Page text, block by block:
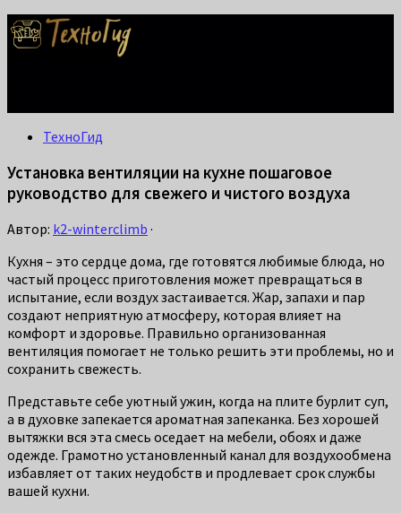
ТехноГид
Установка вентиляции на кухне пошаговое
руководство для свежего и чистого воздуха
Автор: k2-winterclimb ·
Кухня – это сердце дома, где готовятся любимые блюда, но
частый процесс приготовления может превращаться в
испытание, если воздух застаивается. Жар, запахи и пар
создают неприятную атмосферу, которая влияет на
комфорт и здоровье. Правильно организованная
вентиляция помогает не только решить эти проблемы, но и
сохранить свежесть.
Представьте себе уютный ужин, когда на плите бурлит суп,
а в духовке запекается ароматная запеканка. Без хорошей
вытяжки вся эта смесь оседает на мебели, обоях и даже
одежде. Грамотно установленный канал для воздухообмена
избавляет от таких неудобств и продлевает срок службы
вашей кухни.